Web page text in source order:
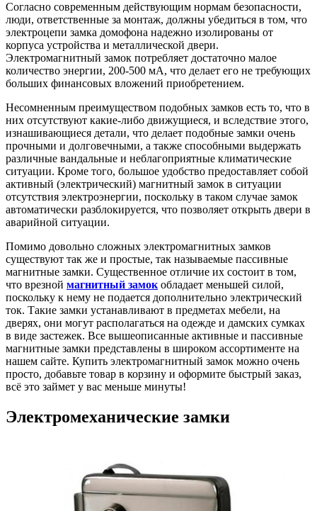
Согласно современным действующим нормам безопасности,
люди, ответственные за монтаж, должны убедиться в том, что
электроцепи замка домофона надежно изолированы от
корпуса устройства и металлической двери.
Электромагнитный замок потребляет достаточно малое
количество энергии, 200-500 мА, что делает его не требующих
больших финансовых вложений приобретением.
Несомненным преимуществом подобных замков есть то, что в
них отсутствуют какие-либо движущиеся, и вследствие этого,
изнашивающиеся детали, что делает подобные замки очень
прочными и долговечными, а также способными выдержать
различные вандальные и неблагоприятные климатические
ситуации. Кроме того, большое удобство предоставляет собой
активный (электрический) магнитный замок в ситуации
отсутствия электроэнергии, поскольку в таком случае замок
автоматически разблокируется, что позволяет открыть двери в
аварийной ситуации.
Помимо довольно сложных электромагнитных замков
существуют так же и простые, так называемые пассивные
магнитные замки. Существенное отличие их состоит в том,
что врезной магнитный замокобладает меньшей силой,
поскольку к нему не подается дополнительно электрический
ток. Такие замки устанавливают в предметах мебели, на
дверях, они могут располагаться на одежде и дамских сумках
в виде застежек. Все вышеописанные активные и пассивные
магнитные замки представлены в широком ассортименте на
нашем сайте. Купить электромагнитный замок можно очень
просто, добавьте товар в корзину и оформите быстрый заказ,
всё это займет у вас меньше минуты!
Электромеханические замки